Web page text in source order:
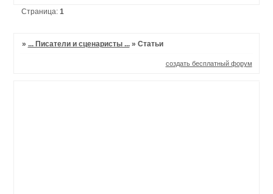
Страница: 1
» ... Писатели и сценаристы ... » Статьи
создать бесплатный форум